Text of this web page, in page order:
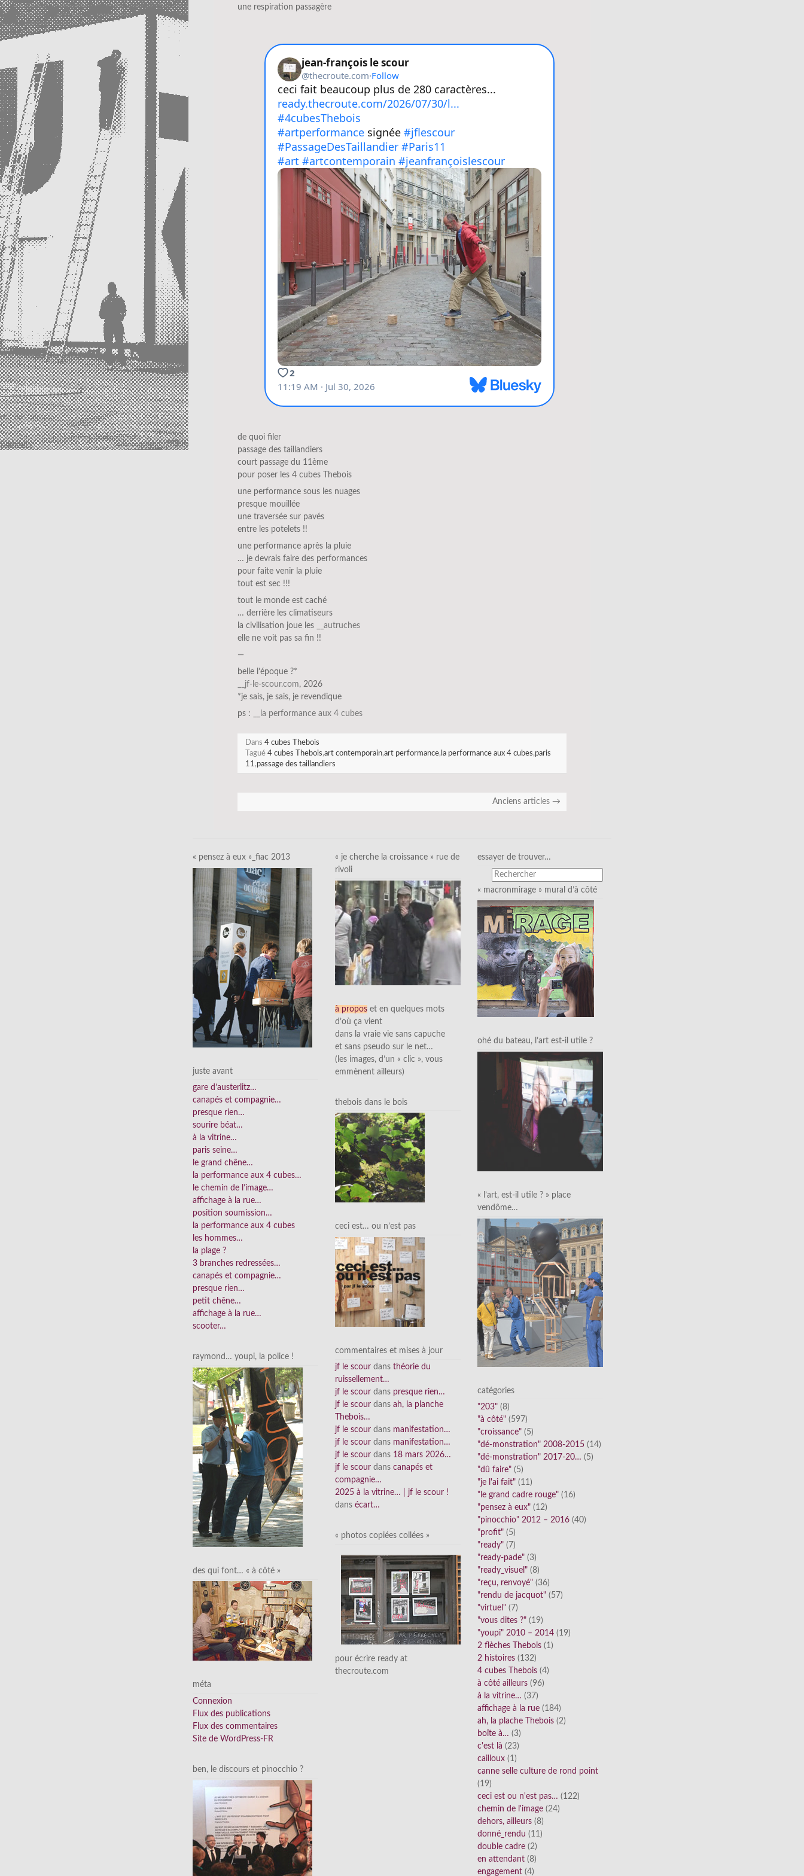
une respiration passagère
de quoi filer
passage des taillandiers
court passage du 11ème
pour poser les 4 cubes Thebois
une performance sous les nuages
presque mouillée
une traversée sur pavés
entre les potelets !!
une performance après la pluie
… je devrais faire des performances
pour faite venir la pluie
tout est sec !!!
tout le monde est caché
… derrière les climatiseurs
la civilisation joue les __autruches
elle ne voit pas sa fin !!
—
belle l’époque ?*
__jf-le-scour.com, 2026
*je sais, je sais, je revendique
ps :
__la performance aux 4 cubes
Dans 4 cubes Thebois
Tagué 4 cubes Thebois,art contemporain,art performance, la performance aux 4 cubes,paris
11 ,passage des taillandiers
Anciens articles →
« pensez à eux »_fiac 2013
juste avant
gare d’austerlitz…
canapés et compagnie…
presque rien…
sourire béat…
à la vitrine…
paris seine…
le grand chêne…
la performance aux 4 cubes…
le chemin de l’image…
affichage à la rue…
position soumission…
la performance aux 4 cubes
les hommes…
la plage ?
3 branches redressées…
canapés et compagnie…
presque rien…
petit chêne…
affichage à la rue…
scooter…
raymond… youpi, la police !
des qui font… « à côté »
méta
Connexion
Flux des publications
Flux des commentaires
Site de WordPress-FR
ben, le discours et pinocchio ?
« je cherche la croissance » rue de
rivoli
à propos et en quelques mots
d’où ça vient
dans la vraie vie sans capuche
et sans pseudo sur le net…
(les images, d’un « clic », vous
emmènent ailleurs)
thebois dans le bois
ceci est… ou n’est pas
commentaires et mises à jour
jf le scour dans théorie du
ruissellement…
jf le scour dans presque rien…
jf le scour dans ah, la planche
Thebois…
jf le scour dans manifestation…
jf le scour dans manifestation…
jf le scour dans 18 mars 2026…
jf le scour dans canapés et
compagnie…
2025 à la vitrine… | jf le scour !
dans écart…
« photos copiées collées »
pour écrire ready at
thecroute.com
essayer de trouver…
« macronmirage » mural d’à côté
ohé du bateau, l’art est-il utile ?
« l’art, est-il utile ? » place
vendôme…
catégories
"203" (8)
"à côté" (597)
"croissance" (5)
"dé-monstration" 2008-2015 (14)
"dé-monstration" 2017-20… (5)
"dû faire" (5)
"je l'ai fait" (11)
"le grand cadre rouge" (16)
"pensez à eux" (12)
"pinocchio" 2012 – 2016 (40)
"profit" (5)
"ready" (7)
"ready-pade" (3)
"ready_visuel" (8)
"reçu, renvoyé" (36)
"rendu de jacquot" (57)
"virtuel" (7)
"vous dites ?" (19)
"youpi" 2010 – 2014 (19)
2 flèches Thebois (1)
2 histoires (132)
4 cubes Thebois (4)
à côté ailleurs (96)
à la vitrine… (37)
affichage à la rue (184)
ah, la plache Thebois (2)
boîte à… (3)
c'est là (23)
cailloux (1)
canne selle culture de rond point
(19)
ceci est ou n'est pas… (122)
chemin de l'image (24)
dehors, ailleurs (8)
donné_rendu (11)
double cadre (2)
en attendant (8)
engagement (4)